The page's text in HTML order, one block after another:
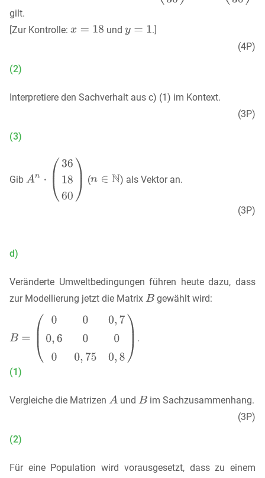
gilt.
[Zur Kontrolle:
und
.]
(4P)
(2)
Interpretiere den Sachverhalt aus c) (1) im Kontext.
(3P)
(3)
Gib ( ) als Vektor an.
(3P)
d)
Veränderte Umweltbedingungen führen heute dazu, dass
zur Modellierung jetzt die Matrix
gewählt wird:
.
(1)
Vergleiche die Matrizen und
im Sachzusammenhang.
(3P)
(2)
Für eine Population wird vorausgesetzt, dass zu einem